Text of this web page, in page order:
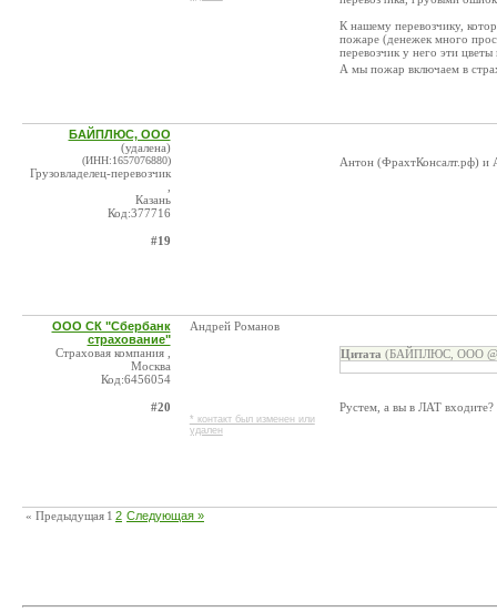
К нашему перевозчику,
пожаре (денежек много
перевозчик у него эти
А мы пожар включаем в
БАЙПЛЮС, ООО
(удалена)
(ИНН:1657076880)
Грузовладелец-перевозчик
Казань
Код:377716
#19
Антон (ФрахтКонсалт.рф) и
ООО СК "Сбербанк
страхование"
Страховая компания ,
Москва
Код:6456054
#20
Андрей Романов
* контакт был изменен или
удален
Цитата (БАЙПЛЮС, ООО @
Рустем, а вы в ЛАТ входите?
« Предыдущая 1 2 Следующая »